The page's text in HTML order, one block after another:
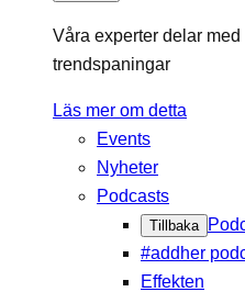
Våra experter delar
trendspaningar
Läs mer om detta
Events
Nyheter
Podcasts
Tillbaka
#addher
Effekten